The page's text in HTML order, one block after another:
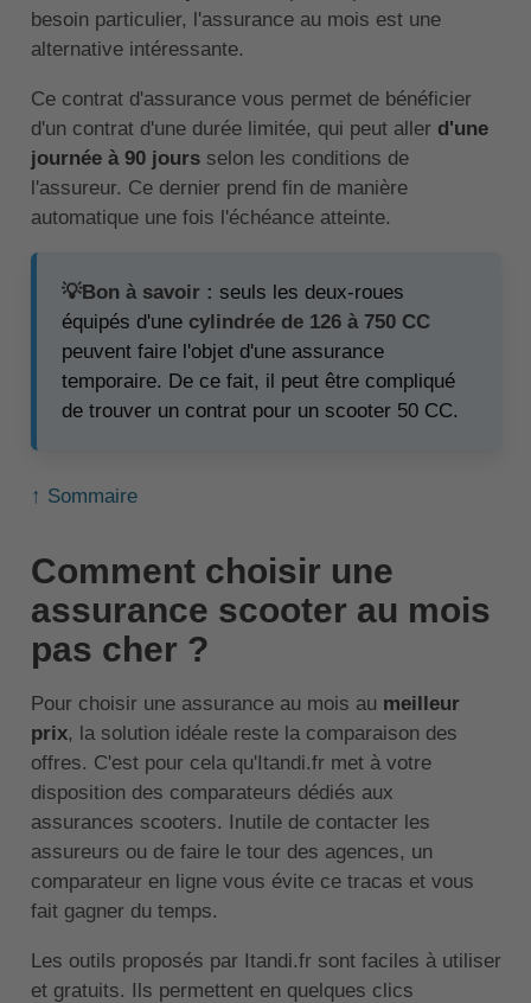
besoin particulier, l'assurance au mois est une
alternative intéressante.
Ce contrat d'assurance vous permet de bénéficier
d'un contrat d'une durée limitée, qui peut aller d'une
journée à 90 joursselon les conditions de
l'assureur. Ce dernier prend fin de manière
automatique une fois l'échéance atteinte.
💡Bon à savoir : seuls les deux-roues
équipés d'une cylindrée de 126 à 750 CC
peuvent faire l'objet d'une assurance
temporaire. De ce fait, il peut être compliqué
de trouver un contrat pour un scooter 50 CC.
↑ Sommaire
Comment choisir une
assurance scooter au mois
pas cher ?
Pour choisir une assurance au mois au meilleur
prix, la solution idéale reste la comparaison des
offres. C'est pour cela qu'Itandi.fr met à votre
disposition des comparateurs dédiés aux
assurances scooters. Inutile de contacter les
assureurs ou de faire le tour des agences, un
comparateur en ligne vous évite ce tracas et vous
fait gagner du temps.
Les outils proposés par Itandi.fr sont faciles à utiliser
et gratuits. Ils permettent en quelques clics